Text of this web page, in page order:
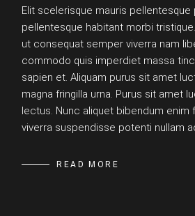
Elit scelerisque mauris pellentesque
pellentesque habitant morbi
ut consequat semper viverra nam
commodo quis imperdiet massa
sapien et. Aliquam purus sit amet
magna fringilla urna. Purus sit amet
lectus. Nunc aliquet bibendum enim
viverra suspendisse potenti nullam
READ MORE